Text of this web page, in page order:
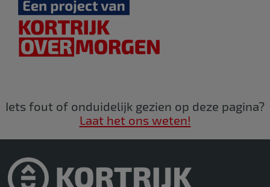
Iets fout of onduidelijk gezien op deze pagina?
Laat het ons weten!